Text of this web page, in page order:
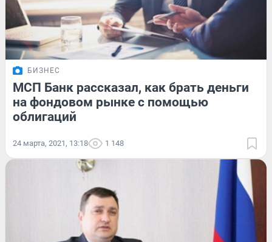
БИЗНЕС
МСП Банк рассказал, как брать деньги
на фондовом рынке с помощью
облигаций
24 марта, 2021, 13:18 1 148